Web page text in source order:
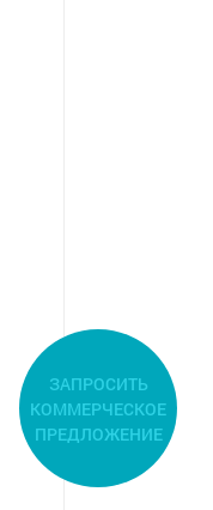
ЗАПРОСИТЬ
КОММЕРЧЕСКОЕ
ПРЕДЛОЖЕНИЕ